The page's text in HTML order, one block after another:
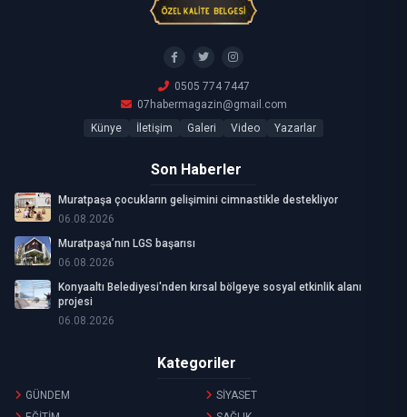
0505 774 7447
07habermagazin@gmail.com
Künye
İletişim Galeri Video Yazarlar
Son Haberler
Muratpaşa çocukların gelişimini cimnastikle destekliyor
06.08.2026
Muratpaşa’nın LGS başarısı
06.08.2026
Konyaaltı Belediyesi'nden kırsal bölgeye sosyal etkinlik alanı
projesi
06.08.2026
Kategoriler
GÜNDEM
SİYASET